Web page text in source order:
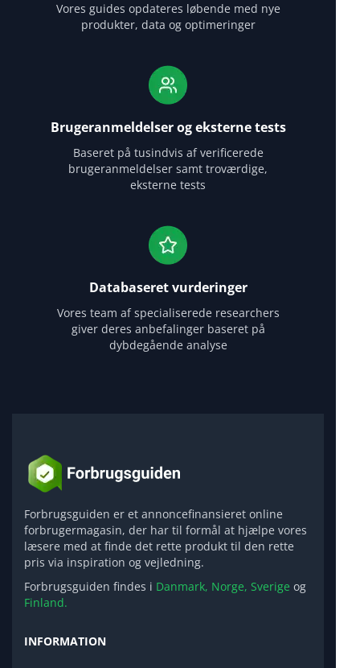
Vores guides opdateres løbende med nye
produkter, data og optimeringer
Brugeranmeldelser og eksterne tests
Baseret på tusindvis af verificerede
brugeranmeldelser samt troværdige,
eksterne tests
Databaseret vurderinger
Vores team af specialiserede researchers
giver deres anbefalinger baseret på
dybdegående analyse
Forbrugsguiden er et annoncefinansieret online
forbrugermagasin, der har til formål at hjælpe vores
læsere med at finde det rette produkt til den rette
pris via inspiration og vejledning.
Forbrugsguiden findes i Danmark, Norge, Sverige og
Finland.
INFORMATION